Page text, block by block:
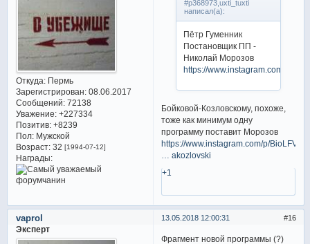
Откуда:Пермь
Зарегистрирован: 08.06.2017
Сообщений:72138
Уважение: +227334
Позитив: +8239
Пол:Мужской
Возраст:32 [1994-07-12]
Награды:
#p368973,uxti_tuxti
написал(а):
Пётр Гуменник
Постановщик ПП -
Николай Морозов
https://www.instagram.com/p/
Бойковой-Козловскому, похоже,
тоже как минимум одну
программу поставит Морозов
https://www.instagram.com/p/
… akozlovski
+1
16
13.05.2018 12:00:31
vaprol
Эксперт
Фрагмент новой программы (?)